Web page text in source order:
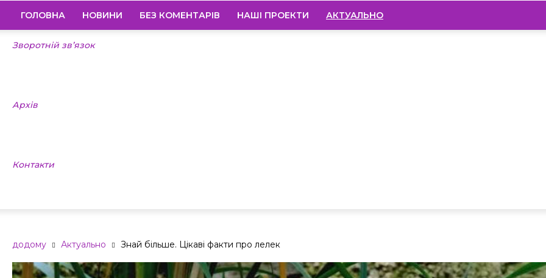
ГОЛОВНА НОВИНИ БЕЗ КОМЕНТАРІВ НАШІ ПРОЕКТИ АКТУАЛЬНО
Зворотній зв’язок
Архів
Контакти
додому Актуально Знай більше. Цікаві факти про лелек